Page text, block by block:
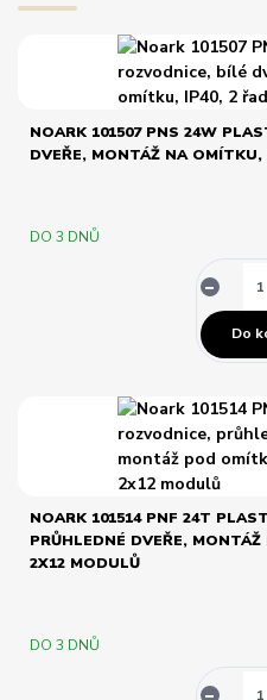
NOARK 101507 PNS 24W
DVEŘE, MONTÁŽ NA
DO 3 DNŮ
Do
NOARK 101514 PNF 24T
PRŮHLEDNÉ DVEŘE,
2X12 MODULŮ
DO 3 DNŮ